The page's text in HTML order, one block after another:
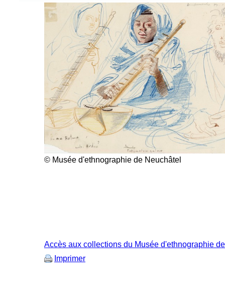
© Musée d'ethnographie de Neuchâtel
Accès aux collections du Musée d'ethnographie
Imprimer